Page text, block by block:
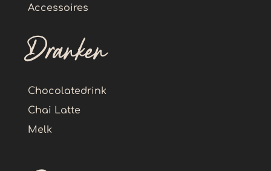
Accessoires
Dranken
Chocolatedrink
Chai Latte
Melk